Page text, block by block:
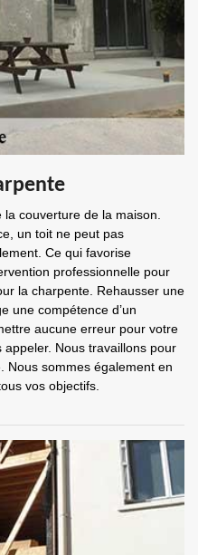
la couverture de la maison.
un toit ne peut pas
Ce qui favorise
professionnelle pour
la charpente. Rehausser une
une compétence d’un
aucune erreur pour votre
Nous travaillons pour
Nous sommes également en
vos objectifs.